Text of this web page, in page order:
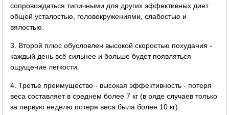
сопровождаться типичными для других эффективных диет
общей усталостью, головокружениями, слабостью и
вялостью.
3. Второй плюс обусловлен высокой скоростью похудания -
каждый день всё сильнее и больше будет появляться
ощущение легкости.
4. Третье преимущество - высокая эффективность - потеря
веса составляет в среднем более 7 кг (в ряде случаев только
за первую неделю потеря веса была более 10 кг).